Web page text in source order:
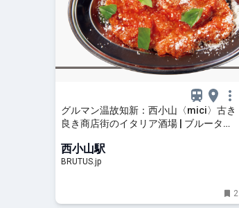
グルマン温故知新：西小山〈mici〉古き
良き商店街のイタリア酒場 | ブルータス|
西小山駅
BRUTUS.jp
2